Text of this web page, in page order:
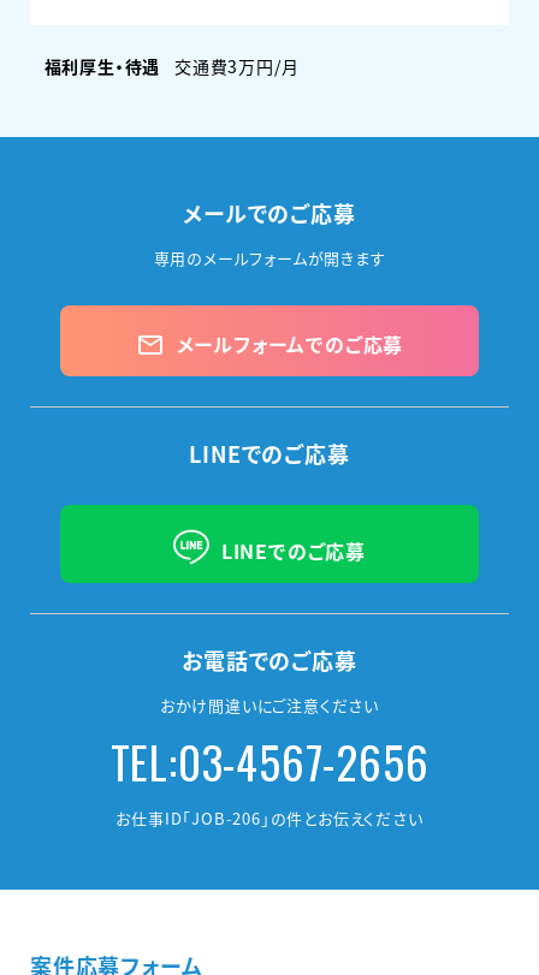
福利厚生・待遇 交通費3万円/月
メールでのご応募
専用のメールフォームが開きます
mail_outline メールフォームでのご応募
LINEでのご応募
LINEでのご応募
お電話でのご応募
おかけ間違いにご注意ください
TEL:03-4567-2656
お仕事ID「JOB-206」の件とお伝えください
案件応募フォーム